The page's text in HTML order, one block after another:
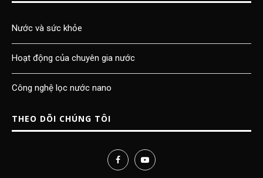
Nước và sức khỏe
Hoạt động của chuyên gia nước
Công nghệ lọc nước nano
THEO DÕI CHÚNG TÔI